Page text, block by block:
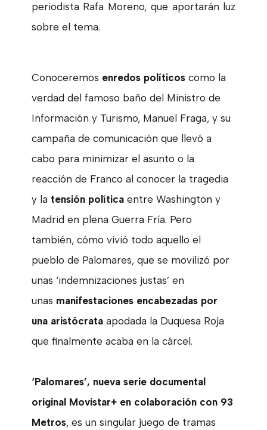
periodista Rafa Moreno, que aportarán luz
sobre el tema.
Conoceremos enredos políticoscomo la
verdad del famoso baño del Ministro de
Información y Turismo, Manuel Fraga, y su
campaña de comunicación que llevó a
cabo para minimizar el asunto o la
reacción de Franco al conocer la tragedia
y la tensión políticaentre Washington y
Madrid en plena Guerra Fría. Pero
también, cómo vivió todo aquello el
pueblo de Palomares, que se movilizó por
unas ‘indemnizaciones justas’ en
unas manifestaciones encabezadas por
una aristócrataapodada la Duquesa Roja
que finalmente acaba en la cárcel.
‘Palomares’, nueva serie documental
original Movistar+ en colaboración con 93
Metros, es un singular juego de tramas